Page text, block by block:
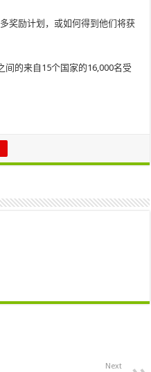
奖励计划，或如何得到他们将获
间的来自15个国家的16,000名受
Next